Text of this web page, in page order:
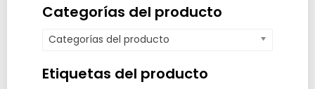
Categorías del producto
Categorías del producto
Etiquetas del producto